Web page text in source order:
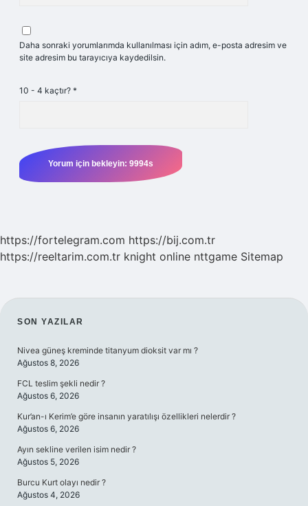
Daha sonraki yorumlarımda kullanılması için adım, e-posta adresim ve
site adresim bu tarayıcıya kaydedilsin.
10 - 4 kaçtır? *
https://fortelegram.com https://bij.com.tr
https://reeltarim.com.tr knight online nttgame Sitemap
SIDEBAR
SON YAZILAR
Nivea güneş kreminde titanyum dioksit var mı ?
Ağustos 8, 2026
FCL teslim şekli nedir ?
Ağustos 6, 2026
Kur’an-ı Kerim’e göre insanın yaratılışı özellikleri nelerdir ?
Ağustos 6, 2026
Ayın sekline verilen isim nedir ?
Ağustos 5, 2026
Burcu Kurt olayı nedir ?
Ağustos 4, 2026